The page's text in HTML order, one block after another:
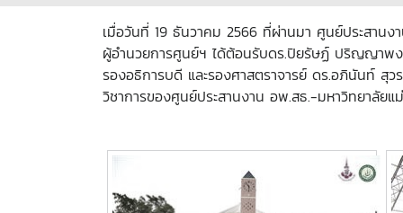
เมื่อวันที่ 19 ธันวาคม 2566 ที่ผ่านมา ศูนย์ประสาน
ผู้อำนวยการศูนย์ฯ ได้ต้อนรับดร.ปิยรัษฏ์ ปริญญาพง
รองอธิการบดี และรองศาสตราจารย์ ดร.อภินันท์ สุ
วิชาการของศูนย์ประสานงาน อพ.สธ.-มหาวิทยาลัย